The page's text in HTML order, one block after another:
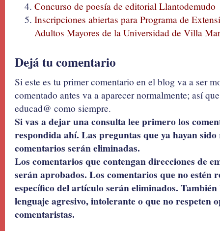
Concurso de poesía de editorial Llantodemudo
Inscripciones abiertas para Programa de
Adultos Mayores de la Universidad de Villa
Dejá tu comentario
Si este es tu primer comentario en el blog va a ser
comentado antes va a aparecer normalmente; así
educad@ como siempre.
Si vas a dejar una consulta lee primero los
respondida ahí. Las preguntas que ya hayan
comentarios serán eliminadas.
Los comentarios que contengan direcciones de
serán aprobados. Los comentarios que no estén
específico del artículo serán eliminados.
lenguaje agresivo, intolerante o que no respeten
comentaristas.